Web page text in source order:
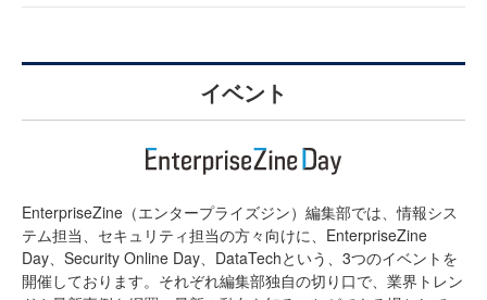
イベント
EnterpriseZine（エンタープライズジン）編集部では、情報シス
テム担当、セキュリティ担当の方々向けに、EnterpriseZine
Day、Security Online Day、DataTechという、3つのイベントを
開催しております。それぞれ編集部独自の切り口で、業界トレン